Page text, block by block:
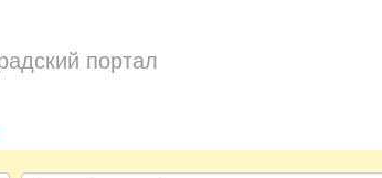
портал